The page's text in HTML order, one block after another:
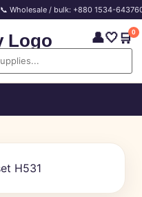
📞 Wholesale / bulk: +880 1534-
👤🤍🛒0